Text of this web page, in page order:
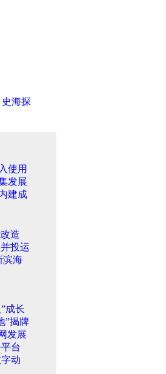
史海探
使用
发展
建成
造
投运
滨海
成长
”揭牌
发展
台
动